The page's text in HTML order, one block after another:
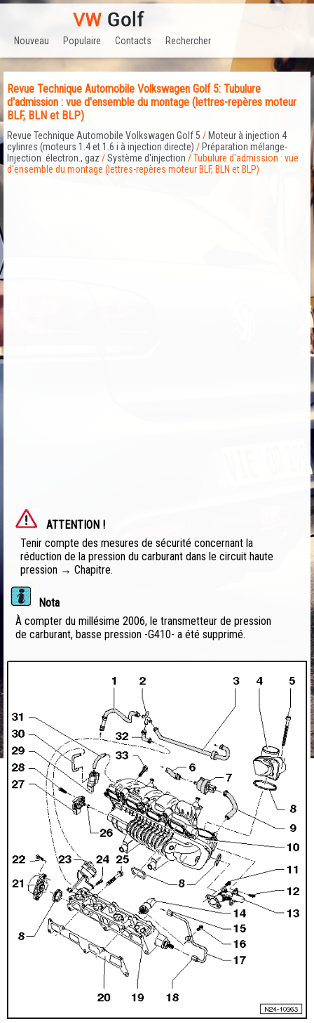
Nouveau Populaire Contacts Rechercher
Revue Technique Automobile Volkswagen Golf 5: Tubulure
d'admission : vue d'ensemble du montage (lettres-repères moteur
BLF, BLN et BLP)
Revue Technique Automobile Volkswagen Golf 5 / Moteur à injection 4
cylinres (moteurs 1.4 et 1.6 i à injection directe) / Préparation mélange-
Injection électron., gaz /Système d'injection / Tubulure d'admission : vue
d'ensemble du montage (lettres-repères moteur BLF, BLN et BLP)
ATTENTION !
Tenir compte des mesures de sécurité concernant la
réduction de la pression du carburant dans le circuit haute
pression → Chapitre.
Nota
À compter du millésime 2006, le transmetteur de pression
de carburant, basse pression -G410- a été supprimé.